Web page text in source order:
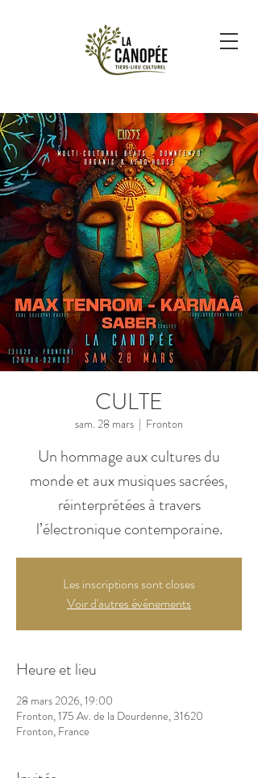
CULTE
sam. 28 mars
  |
Fronton
Un hommage aux cultures du
monde et aux musiques sacrées,
réinterprétées à travers
l’électronique contemporaine.
Les inscriptions sont closes
Voir d'autres événements
Heure et lieu
28 mars 2026, 19:00
Fronton, 175 Av. de la Dourdenne, 31620
Fronton, France